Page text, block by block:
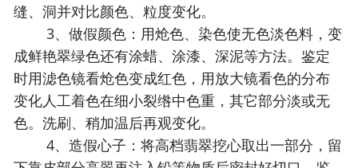
缝、洞并对比颜色、粒度变化。
3、做假颜色：用炝色、染色使无色淡色料，变
成鲜艳翠绿色还有涂蜡、涂漆、深泥等方法。鉴定
时用滤色镜看炝色变成红色，用放大镜看色的分布
变化人工着色在细小裂绺中色重，其它部分淡或无
色。洗刷、稍加温后再观变化。
4、造假心子：将高档翡翠挖心取出一部分，留